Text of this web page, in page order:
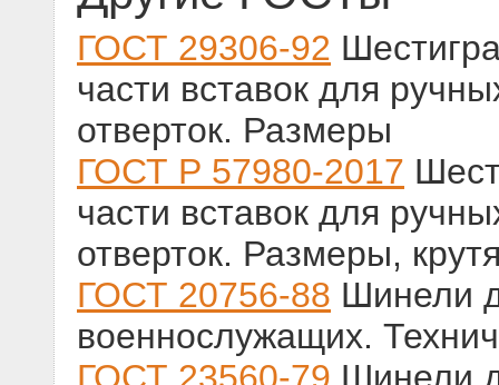
ГОСТ 29306-92
части вставок для
отверток. Размеры
ГОСТ Р 57980-2017
части вставок для
отверток. Размеры,
ГОСТ 20756-88 Шинели
военнослужащих.